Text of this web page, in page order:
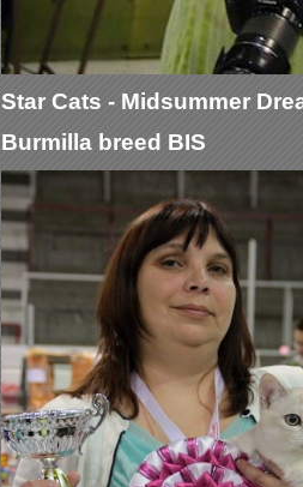
Star Cats - Midsummer
Burmilla breed BIS